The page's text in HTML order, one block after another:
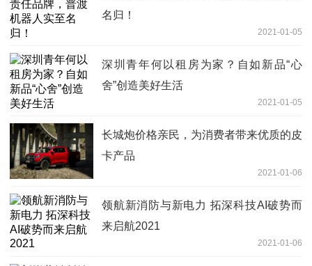
名归！
2021-01-05
深圳青年何以租房为家？自如新品“心
舍”创造美好生活
2021-01-05
长城炮价格亲民，为消费者带来优质的皮
卡产品
2021-01-06
领航新消防与新电力 拓深科技AI破势而
来启航2021
2021-01-06